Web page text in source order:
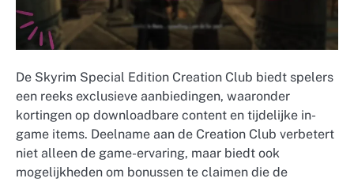
De Skyrim Special Edition Creation Club biedt spelers
een reeks exclusieve aanbiedingen, waaronder
kortingen op downloadbare content en tijdelijke in-
game items. Deelname aan de Creation Club verbetert
niet alleen de game-ervaring, maar biedt ook
mogelijkheden om bonussen te claimen die de